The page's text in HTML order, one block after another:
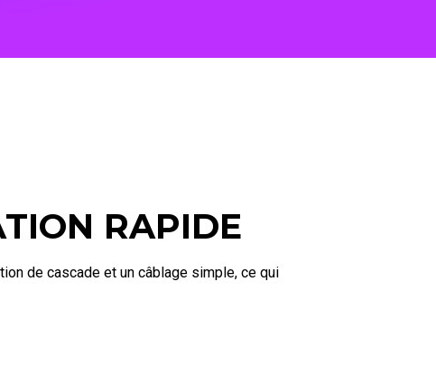
RAPIDE
de cascade et un câblage simple, ce qui